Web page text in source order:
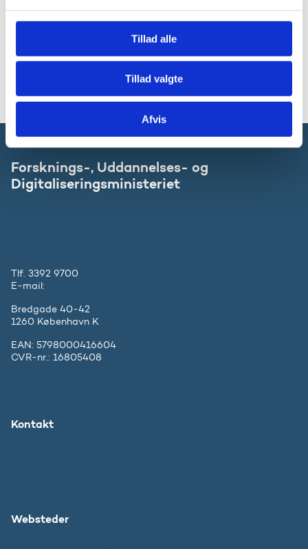
Tillad alle
Tillad valgte
Afvis
For yderligere oplysninger:
Pressehenvendelser kan rettes til Uddannelses- og
Forsknings-, Uddannelses- og
Digitaliseringsministeriet
Tlf. 3392 9700
E-mail:
Bredgade 40-42
1260 København K
EAN: 5798000416604
CVR-nr.: 16805408
Kontakt
Websteder